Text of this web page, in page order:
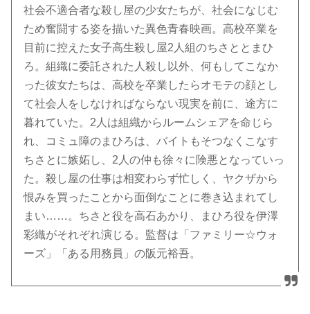
社会不適合者な殺し屋の少女たちが、社会になじむ
ため奮闘する姿を描いた異色青春映画。高校卒業を
目前に控えた女子高生殺し屋2人組のちさととまひ
ろ。組織に委託された人殺し以外、何もしてこなか
った彼女たちは、高校を卒業したらオモテの顔とし
て社会人をしなければならない現実を前に、途方に
暮れていた。2人は組織からルームシェアを命じら
れ、コミュ障のまひろは、バイトもそつなくこなす
ちさとに嫉妬し、2人の仲も徐々に険悪となっていっ
た。殺し屋の仕事は相変わらず忙しく、ヤクザから
恨みを買ったことから面倒なことに巻き込まれてし
まい……。ちさと役を高石あかり、まひろ役を伊澤
彩織がそれぞれ演じる。監督は「ファミリー☆ウォ
ーズ」「ある用務員」の阪元裕吾。